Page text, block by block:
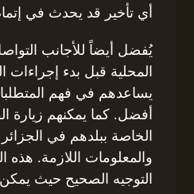
أي تأخير قد يحدث في
يُفضل أيضاً للأجانب
المحلية قبل بدء إجراءات
يساعدهم في فهم
أفضل. كما يمكنهم زيارة
الخاصة ببلدهم في
والمعلومات اللازمة. هذه
التوجيه الصحيح حيث